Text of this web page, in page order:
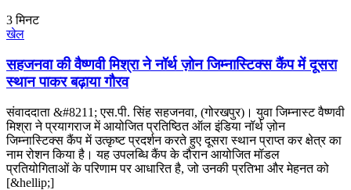
3मिनट
खेल
सहजनवा की वैष्णवी मिश्रा ने नॉर्थ ज़ोन जिम्नास्टिक्स कैंप में दूसरा
स्थान पाकर बढ़ाया गौरव
संवाददाता &#8211; एस.पी. सिंह सहजनवा, (गोरखपुर)। युवा जिम्नास्ट वैष्णवी
मिश्रा ने प्रयागराज में आयोजित प्रतिष्ठित ऑल इंडिया नॉर्थ ज़ोन
जिम्नास्टिक्स कैंप में उत्कृष्ट प्रदर्शन करते हुए दूसरा स्थान प्राप्त कर क्षेत्र का
नाम रोशन किया है। यह उपलब्धि कैंप के दौरान आयोजित मॉडल
प्रतियोगिताओं के परिणाम पर आधारित है, जो उनकी प्रतिभा और मेहनत को
[&hellip;]